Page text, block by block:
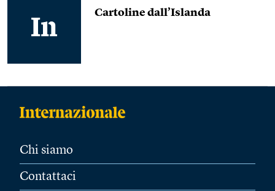
Cartoline dall’Islanda
Chi siamo
Contattaci